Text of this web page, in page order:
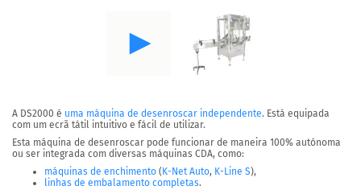
A DS2000 é uma máquina de desenroscar independente. Está equipada
com um ecrã tátil intuitivo e fácil de utilizar.
Esta máquina de desenroscar pode funcionar de maneira 100% autónoma
ou ser integrada com diversas máquinas CDA, como:
máquinas de enchimento ( K-Net Auto, K-Line S),
linhas de embalamento completas.